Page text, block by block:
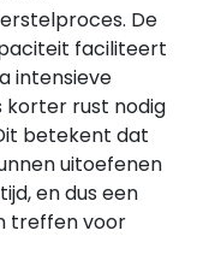
De
faciliteert
intensieve
korter rust nodig
betekent dat
uitoefenen
en dus een
treffen voor